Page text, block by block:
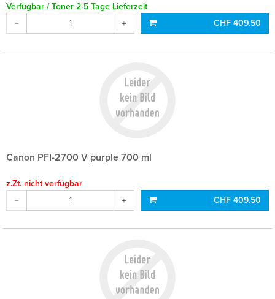
Verfügbar / Toner 2-5 Tage Lieferzeit
CHF 409.50
Canon PFI-2700 V purple 700 ml
z.Zt. nicht verfügbar
CHF 409.50